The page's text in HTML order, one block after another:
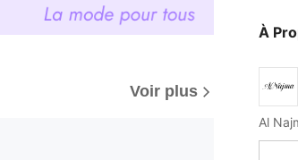
Voir plus
À